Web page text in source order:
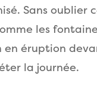
Sans oublier
les
en éruption
la journée.